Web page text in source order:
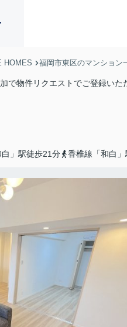
HOMES 福岡市東区のマンション
で物件リクエストでご登録い
」駅徒歩21分 香椎線「和白